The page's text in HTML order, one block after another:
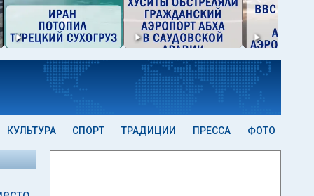
КУЛЬТУРА СПОРТ ТРАДИЦИИ ПРЕССА ФОТО